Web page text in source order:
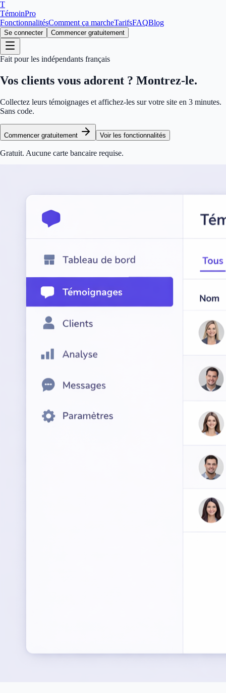
T
TémoinPro
FonctionnalitésComment ça marcheTarifsFAQBlog
Se connecter Commencer gratuitement
Fait pour les indépendants français
Vos clients vous adorent ? Montrez-le.
Collectez leurs témoignages et affichez-les sur votre site en 3 minutes.
Sans code.
Commencer gratuitement Voir les fonctionnalités
Gratuit. Aucune carte bancaire requise.